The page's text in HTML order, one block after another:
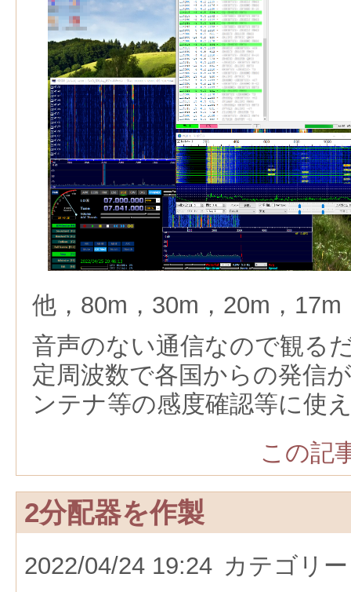
他，80m，30m，20m，17m
音声のない通信なので観る
定周波数で各国からの発信
ンテナ等の感度確認等に使
この記
2分配器を作製
2022/04/24 19:24 カテゴリ